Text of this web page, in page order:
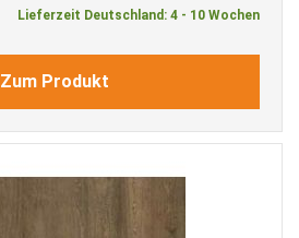
Lieferzeit Deutschland: 4 - 10 Wochen
Zum Produkt